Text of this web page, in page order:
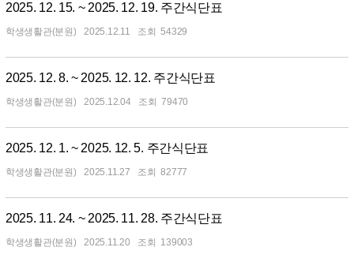
2025. 12. 15. ~ 2025. 12. 19. 주간식단표
학생생활관(분원) 2025.12.11 54329
2025. 12. 8. ~ 2025. 12. 12. 주간식단표
학생생활관(분원) 2025.12.04 79470
2025. 12. 1. ~ 2025. 12. 5. 주간식단표
학생생활관(분원) 2025.11.27 82777
2025. 11. 24. ~ 2025. 11. 28. 주간식단표
학생생활관(분원) 2025.11.20 139003